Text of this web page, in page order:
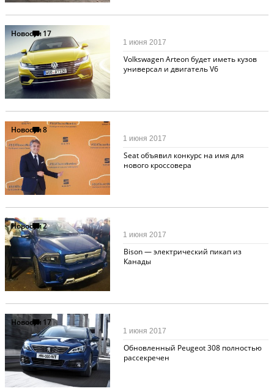
Новости17
Volkswagen Arteon будет иметь кузов
универсал и двигатель V6
1 июня 2017
Новости8
Seat объявил конкурс на имя для
нового кроссовера
1 июня 2017
Новости2
Bison — электрический пикап из
Канады
1 июня 2017
Новости 17
Обновленный Peugeot 308 полностью
рассекречен
1 июня 2017